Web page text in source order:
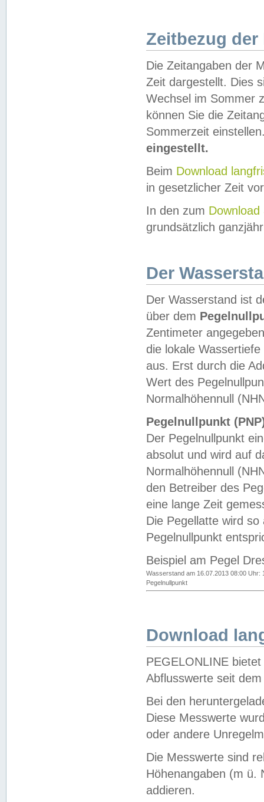
Zeitbezug der
Die Zeitangaben der
Zeit dargestellt. Dies
Wechsel im Sommer
können Sie die
Sommerzeit
eingestellt.
Beim Download
in gesetzlicher Zeit
In den zum Download
grundsätzlich
Der
Der Wasserstand ist
über dem
Zentimeter
die lokale
aus. Erst durch die
Wert des
Normalhöhennull
Pegelnullpunkt
Der Pegelnullpunkt
absolut und wird auf
Normalhöhennull
den Betreiber des
eine lange Zeit
Die Pegellatte wird
Pegelnullpunkt
Beispiel am Pegel
Wasserstand am 16.07.2013 08:00 Uhr:
Pegelnullpunkt
Download
PEGELONLINE
Abflusswerte seit
Bei den
Diese Messwerte
oder andere
Die Messwerte sind
Höhenangaben (m ü.
addieren.